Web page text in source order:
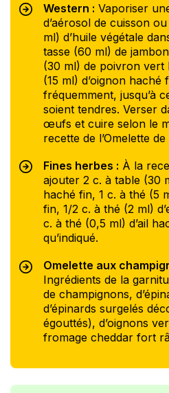
Western : Vaporiser
d’aérosol de cuisson
ml) d’huile végétale
tasse (60 ml) de
(30 ml) de poivron vert
(15 ml) d’oignon
fréquemment, jusqu’à
soient tendres. Verser
œufs et cuire selon le
recette de l’Omelette de
Fines herbes : À la
ajouter 2 c. à table (30
haché fin, 1 c. à thé (5
fin, 1/2 c. à thé (2 ml)
c. à thé (0,5 ml) d’ail
qu’indiqué.
Omelette aux
Ingrédients de la
de champignons,
d’épinards surgelés
égouttés), d’oignons
fromage cheddar fort